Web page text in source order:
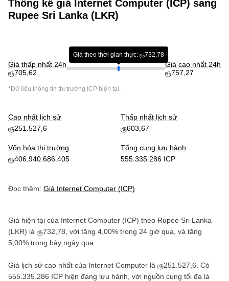
Thống kê giá Internet Computer (ICP) sang
Rupee Sri Lanka (LKR)
Giá thấp nhất 24h
ரூ705,62
Giá theo thời gian thực: ரூ732,78
Giá cao nhất 24h
ரூ757,27
*Dữ liệu thông tin thị trường ICP hiện tại.
Cao nhất lịch sử
ரூ251.527,6
Thấp nhất lịch sử
ரூ603,67
Vốn hóa thị trường
ரூ406.940.686.405
Tổng cung lưu hành
555.335.286 ICP
Đọc thêm: Giá Internet Computer (ICP)
Giá hiện tại của Internet Computer (ICP) theo Rupee Sri Lanka
(LKR) là ரூ732,78 , với tăng 4,00% trong 24 giờ qua, và tăng
5,00% trong bảy ngày qua.
Giá lịch sử cao nhất của Internet Computer là ரூ251.527,6 . Có
555.335.286 ICP hiện đang lưu hành, với nguồn cung tối đa là